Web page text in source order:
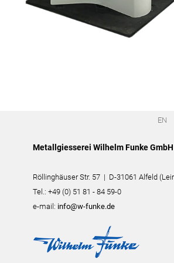
EN
Metallgiesserei Wilhelm Funke GmbH
Röllinghäuser Str. 57 | D-31061 Alfeld
Tel.: +49 (0) 51 81 - 84 59-0
e-mail: info@w-funke.de